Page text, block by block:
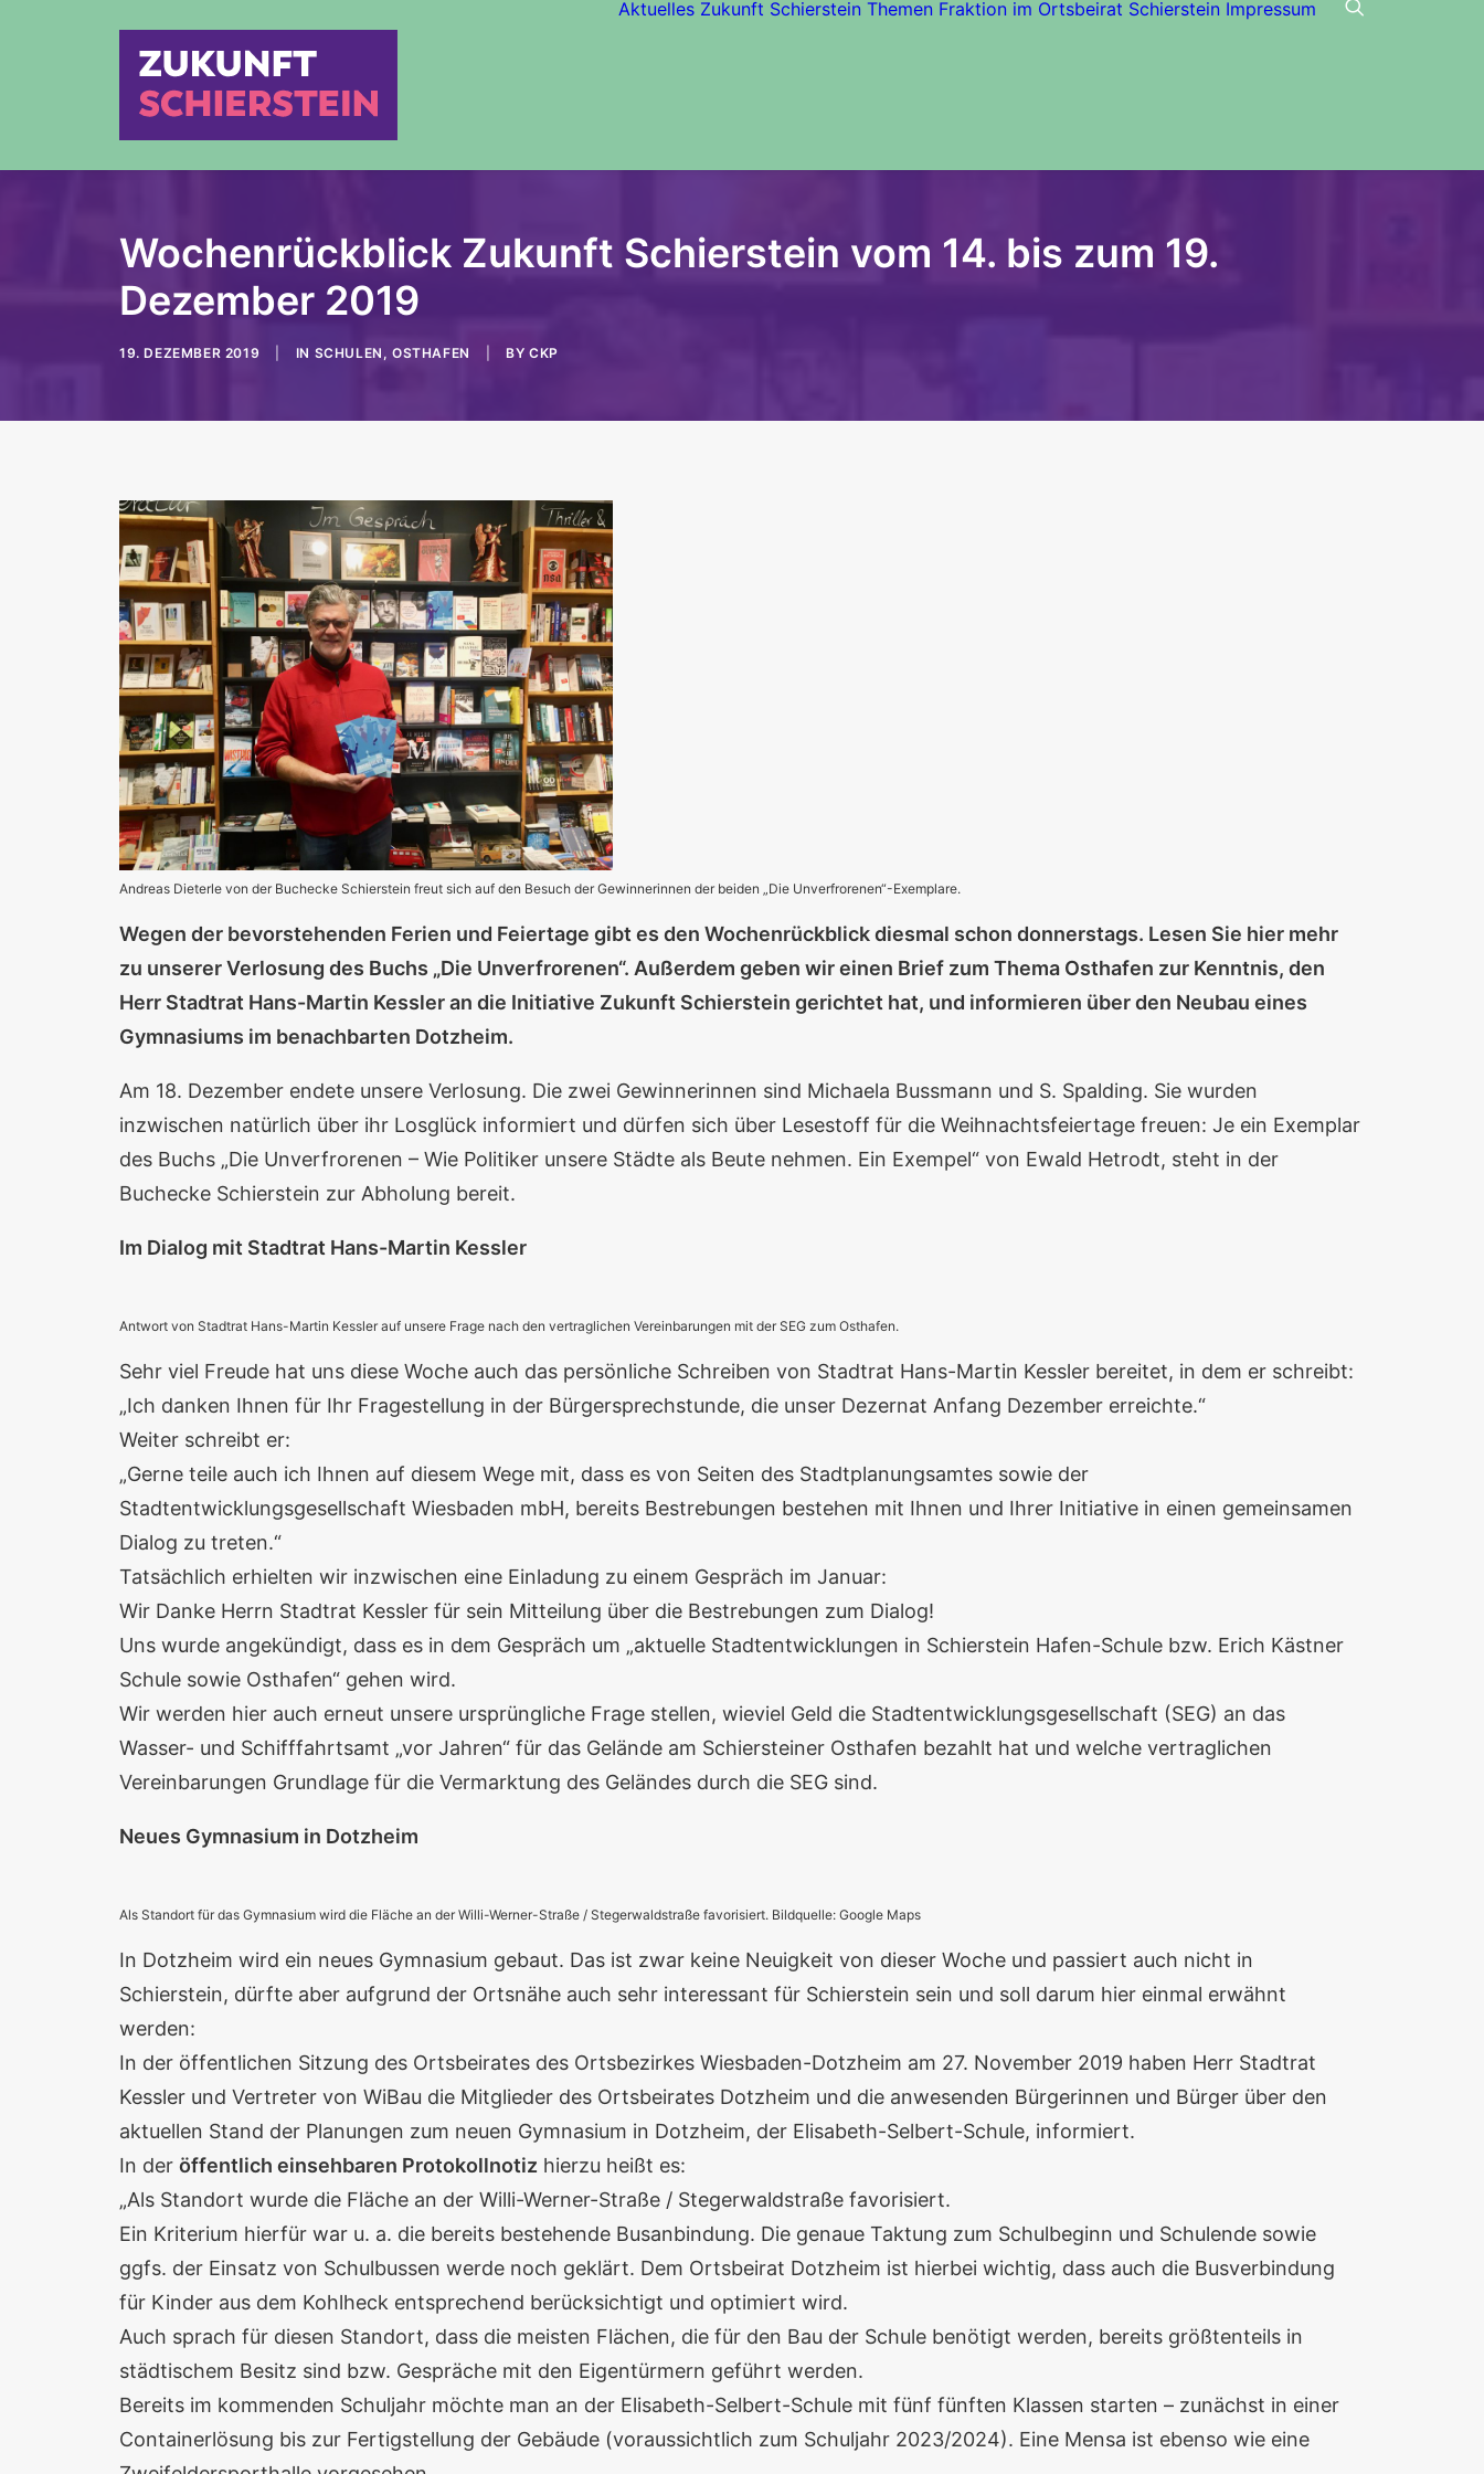
Aktuelles Zukunft Schierstein Themen Fraktion im Ortsbeirat Schierstein Impressum
Wochenrückblick Zukunft Schierstein vom 14. bis zum 19.
Dezember 2019
19. DEZEMBER 2019 IN SCHULEN ,OSTHAFEN BYCKP
Andreas Dieterle von der Buchecke Schierstein freut sich auf den Besuch der Gewinnerinnen der beiden „Die Unverfrorenen“-Exemplare.
Wegen der bevorstehenden Ferien und Feiertage gibt es den Wochenrückblick diesmal schon donnerstags. Lesen Sie hier mehr
zu unserer Verlosung des Buchs „Die Unverfrorenen“. Außerdem geben wir einen Brief zum Thema Osthafen zur Kenntnis, den
Herr Stadtrat Hans-Martin Kessler an die Initiative Zukunft Schierstein gerichtet hat, und informieren über den Neubau eines
Gymnasiums im benachbarten Dotzheim.
Am 18. Dezember endete unsere Verlosung. Die zwei Gewinnerinnen sind Michaela Bussmann und S. Spalding. Sie wurden
inzwischen natürlich über ihr Losglück informiert und dürfen sich über Lesestoff für die Weihnachtsfeiertage freuen: Je ein Exemplar
des Buchs „Die Unverfrorenen – Wie Politiker unsere Städte als Beute nehmen. Ein Exempel“ von Ewald Hetrodt, steht in der
Buchecke Schierstein zur Abholung bereit.
Im Dialog mit Stadtrat Hans-Martin Kessler
Antwort von Stadtrat Hans-Martin Kessler auf unsere Frage nach den vertraglichen Vereinbarungen mit der SEG zum Osthafen.
Sehr viel Freude hat uns diese Woche auch das persönliche Schreiben von Stadtrat Hans-Martin Kessler bereitet, in dem er schreibt:
„Ich danken Ihnen für Ihr Fragestellung in der Bürgersprechstunde, die unser Dezernat Anfang Dezember erreichte.“
Weiter schreibt er:
„Gerne teile auch ich Ihnen auf diesem Wege mit, dass es von Seiten des Stadtplanungsamtes sowie der
Stadtentwicklungsgesellschaft Wiesbaden mbH, bereits Bestrebungen bestehen mit Ihnen und Ihrer Initiative in einen gemeinsamen
Dialog zu treten.“
Tatsächlich erhielten wir inzwischen eine Einladung zu einem Gespräch im Januar:
Wir Danke Herrn Stadtrat Kessler für sein Mitteilung über die Bestrebungen zum Dialog!
Uns wurde angekündigt, dass es in dem Gespräch um „aktuelle Stadtentwicklungen in Schierstein Hafen-Schule bzw. Erich Kästner
Schule sowie Osthafen“ gehen wird.
Wir werden hier auch erneut unsere ursprüngliche Frage stellen, wieviel Geld die Stadtentwicklungsgesellschaft (SEG) an das
Wasser- und Schifffahrtsamt „vor Jahren“ für das Gelände am Schiersteiner Osthafen bezahlt hat und welche vertraglichen
Vereinbarungen Grundlage für die Vermarktung des Geländes durch die SEG sind.
Neues Gymnasium in Dotzheim
Als Standort für das Gymnasium wird die Fläche an der Willi-Werner-Straße / Stegerwaldstraße favorisiert. Bildquelle: Google Maps
In Dotzheim wird ein neues Gymnasium gebaut. Das ist zwar keine Neuigkeit von dieser Woche und passiert auch nicht in
Schierstein, dürfte aber aufgrund der Ortsnähe auch sehr interessant für Schierstein sein und soll darum hier einmal erwähnt
werden:
In der öffentlichen Sitzung des Ortsbeirates des Ortsbezirkes Wiesbaden-Dotzheim am 27. November 2019 haben Herr Stadtrat
Kessler und Vertreter von WiBau die Mitglieder des Ortsbeirates Dotzheim und die anwesenden Bürgerinnen und Bürger über den
aktuellen Stand der Planungen zum neuen Gymnasium in Dotzheim, der Elisabeth-Selbert-Schule, informiert.
In der öffentlich einsehbaren Protokollnotiz hierzu heißt es:
„Als Standort wurde die Fläche an der Willi-Werner-Straße / Stegerwaldstraße favorisiert.
Ein Kriterium hierfür war u. a. die bereits bestehende Busanbindung. Die genaue Taktung zum Schulbeginn und Schulende sowie
ggfs. der Einsatz von Schulbussen werde noch geklärt. Dem Ortsbeirat Dotzheim ist hierbei wichtig, dass auch die Busverbindung
für Kinder aus dem Kohlheck entsprechend berücksichtigt und optimiert wird.
Auch sprach für diesen Standort, dass die meisten Flächen, die für den Bau der Schule benötigt werden, bereits größtenteils in
städtischem Besitz sind bzw. Gespräche mit den Eigentürmern geführt werden.
Bereits im kommenden Schuljahr möchte man an der Elisabeth-Selbert-Schule mit fünf fünften Klassen starten – zunächst in einer
Containerlösung bis zur Fertigstellung der Gebäude (voraussichtlich zum Schuljahr 2023/2024). Eine Mensa ist ebenso wie eine